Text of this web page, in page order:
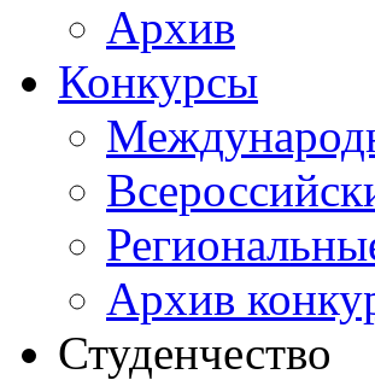
Архив
Конкурсы
Архив
Студенчество